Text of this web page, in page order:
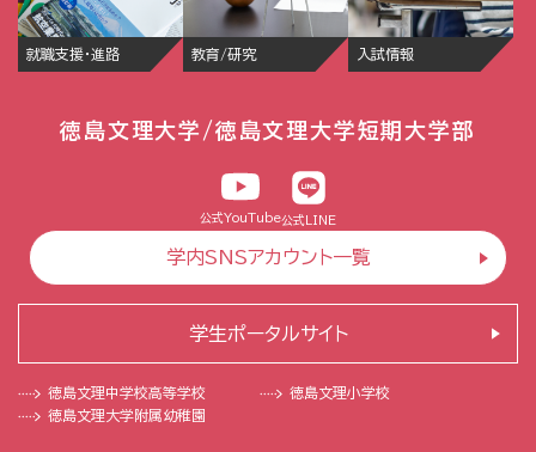
就職支援・進路 教育/研究 入試情報
徳島文理大学/徳島文理大学短期大学部
公式YouTube公式LINE
学内SNSアカウント一覧
徳島文理中学校高等学校
徳島文理小学校
徳島文理大学附属幼稚園
学生ポータルサイト